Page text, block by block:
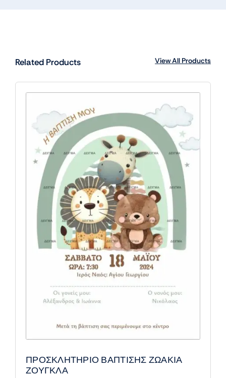
Related Products View All Products
ΠΡΟΣΚΛΗΤΗΡΙΟ ΒΑΠΤΙΣΗΣ ΖΩΑΚΙΑ
ΖΟΥΓΚΛΑ